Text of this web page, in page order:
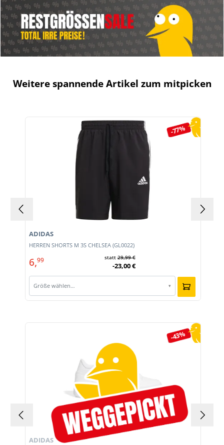
Weitere spannende Artikel zum mitpicken
Produktgalerie überspringen
-77%
HERREN SHORTS M 3S CHELSEA (GL0022)
ADIDAS
6,99 statt29,99 €
-23,00 €
Größe wählen… ▾
-43%
ADIDAS